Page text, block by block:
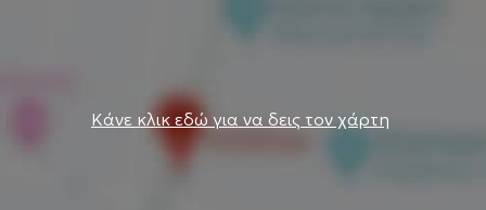
Την περιγραφή επιμελείται η ομάδα του doctoranytime βασισμένη σε
Κάνε κλικ εδώ για να δεις τον χάρτη